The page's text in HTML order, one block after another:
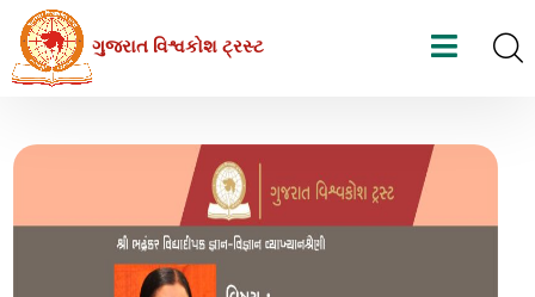
Skip
the
ગુજરાત વિશ્વકોશ ટ્રસ્ટ